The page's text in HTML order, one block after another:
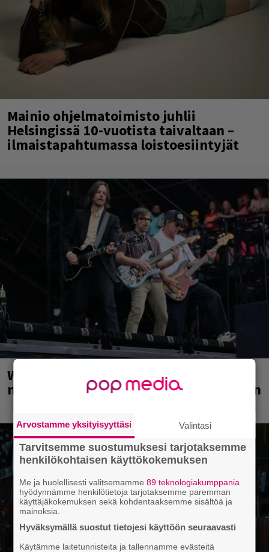
Mainio ohjelmatoimisto juhlii
Helsingissä 10-vuotista taivaltaan –
ilmaistapahtumassa loistoesiintyjät
Weezer palaa Suomeen yli
neljännesvuosisadan odotuksen jälkeen
Arvostamme yksityisyyttäsi Valintasi
Tarvitsemme suostumuksesi tarjotaksemme
henkilökohtaisen käyttökokemuksen
Me ja huolellisesti valitsemamme89 teknologiakumppania
hyödynnämme henkilötietoja tarjotaksemme paremman
käyttäjäkokemuksen sekä kohdentaaksemme sisältöä ja
mainoksia.
Hyväksymällä suostut tietojesi käyttöön seuraavasti
Käytämme laitetunnisteita ja tallennamme evästeitä